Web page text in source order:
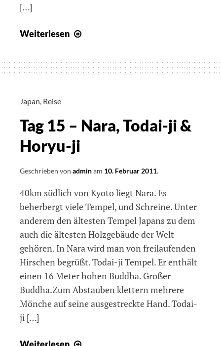
[…]
Weiterlesen
–
Kinkaku-
Japan Reise
Tag 15 – Nara, Todai-ji &
Horyu-ji
Geschrieben von adminam 10. Februar 2011.
40km südlich von Kyoto liegt Nara. Es
beherbergt viele Tempel, und Schreine. Unter
anderem den ältesten Tempel Japans zu dem
auch die ältesten Holzgebäude der Welt
gehören. In Nara wird man von freilaufenden
Hirschen begrüßt. Todai-ji Tempel. Er enthält
einen 16 Meter hohen Buddha. Großer
Buddha.Zum Abstauben klettern mehrere
Mönche auf seine ausgestreckte Hand. Todai-
ji […]